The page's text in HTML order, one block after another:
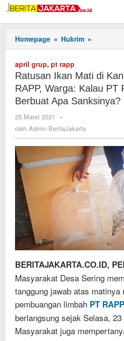
Lewati
ke
konten
Homepage » Hukrim »
Ikan
Kanal
Limbah
PT
PT
RAPP
yang
Berbuat
Apa
april grup, pt rapp
Ratusan Ikan Mati di
RAPP, Warga: Kalau PT
Berbuat Apa Sanksinya?
25 Maret 2021
oleh
Admin
-
oleh Admin BeritaJakarta
BERITAJAKARTA.CO.ID,
Masyarakat Desa Sering
tanggung jawab atas
pembuangan limbah PT RAPP
berlangsung sejak Selasa,
Masyarakat juga